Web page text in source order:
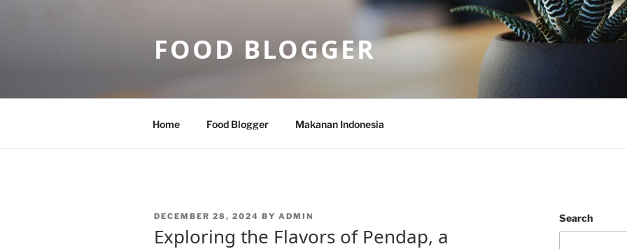
FOOD BLOGGER
Home Food Blogger Makanan Indonesia
POSTED
DECEMBER 28, 2024 BY ADMIN
Exploring the Flavors of Pendap, a
Search